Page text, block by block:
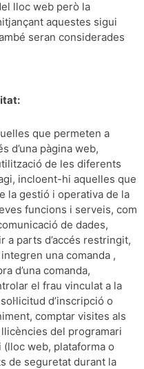
lloc web però la
aquestes sigui
seran considerades
que permeten a
d’una pàgina web,
de les diferents
incloent-hi aquelles que
la gestió i operativa de la
funcions i serveis, com
de dades,
a parts d’accés restringit,
una comanda ,
d’una comanda,
el frau vinculat a la
d’inscripció o
comptar visites als
del programari
web, plataforma o
de seguretat durant la